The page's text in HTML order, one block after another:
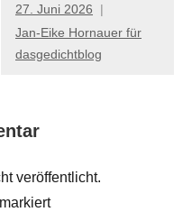
27. Juni 2026
Jan-Eike Hornauer für
dasgedichtblog
veröffentlicht.
markiert